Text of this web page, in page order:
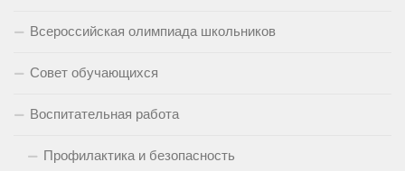
Всероссийская олимпиада школьников
Совет обучающихся
Воспитательная работа
Профилактика и безопасность